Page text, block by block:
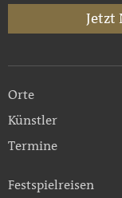
Jetzt
Orte
Künstler
Termine
Festspielreisen